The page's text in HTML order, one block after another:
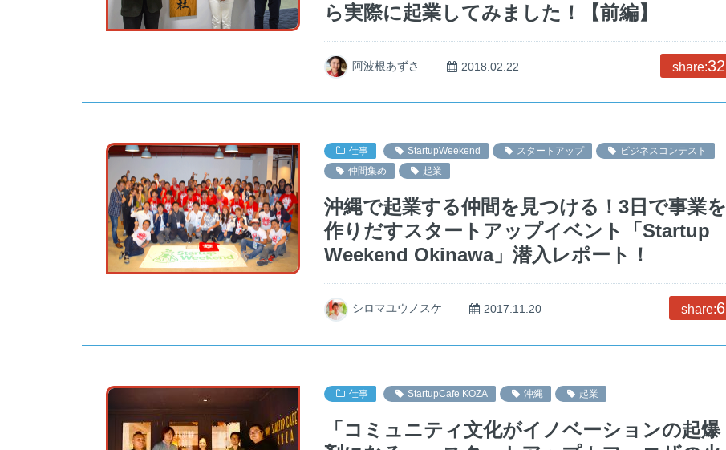
ら実際に起業してみました！【前編】
阿波根あずさ 2018.02.22 share:32
仕事 StartupWeekend スタートアップ
ビジネスコンテスト
仲間集め
起業
沖縄で起業する仲間を見つける！3日で事業を
作りだすスタートアップイベント「Startup
Weekend Okinawa」潜入レポート！
シロマユウノスケ 2017.11.20 share:6
仕事 StartupCafe KOZA 沖縄 起業
「コミュニティ文化がイノベーションの起爆